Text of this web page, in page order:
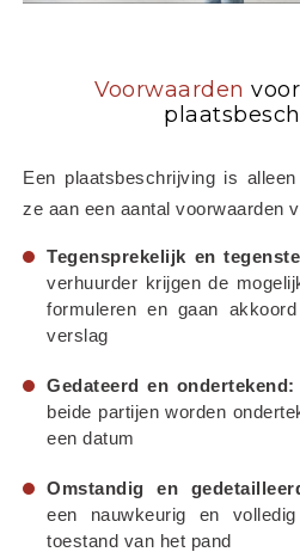
Voorwaarden
Een plaatsbeschrijving is
ze aan een aantal voorwaarden
Tegensprekelijk en
verhuurder krijgen de
formuleren en gaan
verslag
Gedateerd en ondertekend:
beide partijen worden
een datum
Omstandig en
een nauwkeurig en
toestand van het pand